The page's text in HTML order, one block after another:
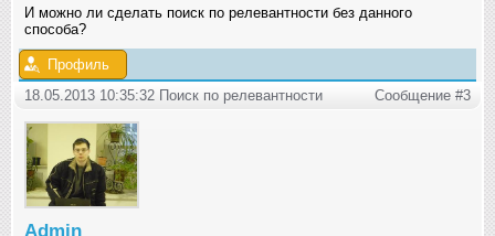
И можно ли сделать поиск по релевантности без данного
способа?
Профиль
18.05.2013 10:35:32 Поиск по релевантности
Сообщение #3
Admin